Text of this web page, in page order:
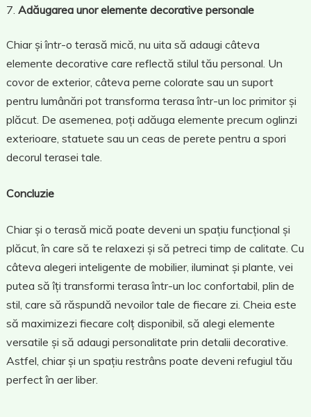
Adăugarea unor elemente decorative personale
Chiar și într-o terasă mică, nu uita să adaugi câteva
elemente decorative care reflectă stilul tău personal. Un
covor de exterior, câteva perne colorate sau un suport
pentru lumânări pot transforma terasa într-un loc primitor și
plăcut. De asemenea, poți adăuga elemente precum oglinzi
exterioare, statuete sau un ceas de perete pentru a spori
decorul terasei tale.
Concluzie
Chiar și o terasă mică poate deveni un spațiu funcțional și
plăcut, în care să te relaxezi și să petreci timp de calitate. Cu
câteva alegeri inteligente de mobilier, iluminat și plante, vei
putea să îți transformi terasa într-un loc confortabil, plin de
stil, care să răspundă nevoilor tale de fiecare zi. Cheia este
să maximizezi fiecare colț disponibil, să alegi elemente
versatile și să adaugi personalitate prin detalii decorative.
Astfel, chiar și un spațiu restrâns poate deveni refugiul tău
perfect în aer liber.